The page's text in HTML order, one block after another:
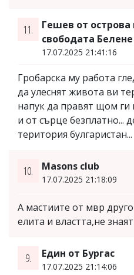
11.
Гешев от острова
свободата Белене
17.07.2025 21:41:16
Гробарска му работа
да улеснят живота ви
напук да правят щом
и от сърце безплатно...
територия булгаристан...
10. Masons club
17.07.2025 21:18:09
A мастиите от мвр
елита и властта,не
9. Един от Бургас
17.07.2025 21:14:06